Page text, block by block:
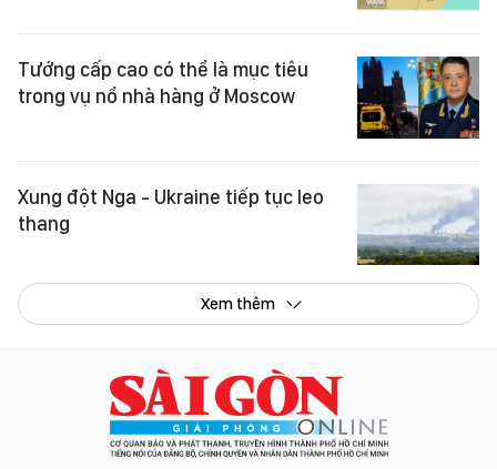
Tướng cấp cao có thể là mục tiêu
trong vụ nổ nhà hàng ở Moscow
Xung đột Nga - Ukraine tiếp tục leo
thang
Xem thêm